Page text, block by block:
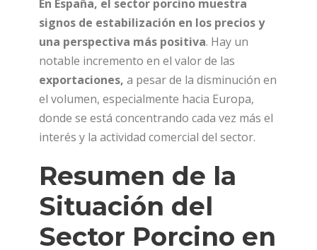
En España, el sector porcino muestra
signos de estabilización en los precios y
una perspectiva más positiva. Hay un
notable incremento en el valor de las
exportaciones, a pesar de la disminución en
el volumen, especialmente hacia Europa,
donde se está concentrando cada vez más el
interés y la actividad comercial del sector.
Resumen de la
Situación del
Sector Porcino en